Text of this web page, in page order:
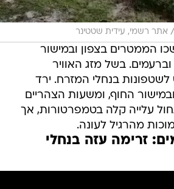
/ אתר רשמי, עידית שטטינר
הממטרים בצפון ובמישור
וברעמים. בשל מזג האוויר
בנחלי המזרח. ירד
החוף, ומשעות הצהריים
עלייה קלה בטמפרטורות, אך
מהרגיל לעונה.
זרימה עזה בנחלי